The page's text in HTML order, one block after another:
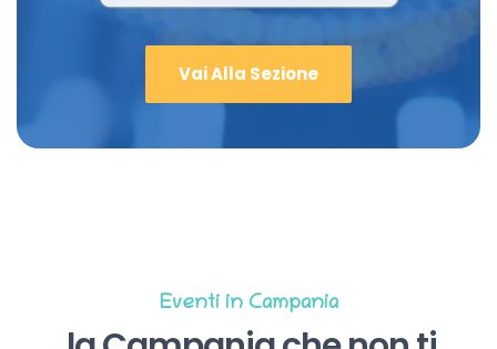
Vai Alla Sezione
Eventi in Campania